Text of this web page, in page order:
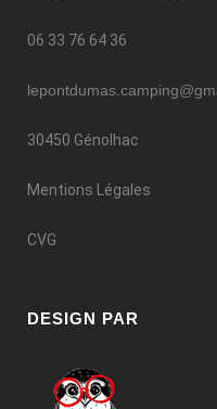
06 33 76 64 36
30450 Génolhac
Mentions Légales
CVG
DESIGN PAR